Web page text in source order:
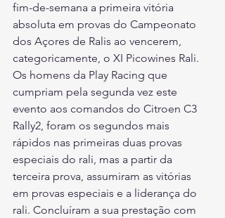
fim-de-semana a primeira vitória
absoluta em provas do Campeonato
dos Açores de Ralis ao vencerem,
categoricamente, o XI Picowines Rali.
Os homens da Play Racing que
cumpriam pela segunda vez este
evento aos comandos do Citroen C3
Rally2, foram os segundos mais
rápidos nas primeiras duas provas
especiais do rali, mas a partir da
terceira prova, assumiram as vitórias
em provas especiais e a liderança do
rali. Concluíram a sua prestação com